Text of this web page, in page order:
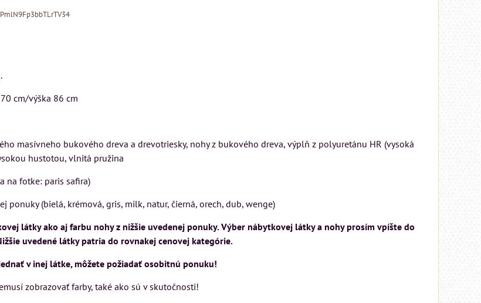
cm/výška 86 cm
masívneho bukového dreva a drevotriesky, nohy z bukového dreva, výplň z polyuretánu HR (vysoká
hustotou, vlnitá pružina
na fotke: paris safira)
ponuky (bielá, krémová, gris, milk, natur, čierná, orech, dub, wenge)
látky ako aj farbu nohy z nižšie uvedenej ponuky. Výber nábytkovej látky a nohy prosím vpíšte do
uvedené látky patria do rovnakej cenovej kategórie.
v inej látke, môžete požiadať osobitnú ponuku!
zobrazovať farby, také ako sú v skutočnosti!
CHESTER -
VÝPREDAJ
kreslo LONDON
CHESTER.
ks DO KOŠÍKA
matrac 175x200 cm
ponúka...
ks DO KOŠÍKA